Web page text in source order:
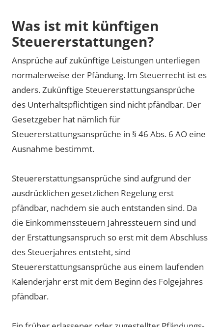
Was ist mit künftigen
Steuererstattungen?
Ansprüche auf zukünftige Leistungen unterliegen
normalerweise der Pfändung. Im Steuerrecht ist es
anders. Zukünftige Steuererstattungsansprüche
des Unterhaltspflichtigen sind nicht pfändbar. Der
Gesetzgeber hat nämlich für
Steuererstattungsansprüche in § 46 Abs. 6 AO eine
Ausnahme bestimmt.
Steuererstattungsansprüche sind aufgrund der
ausdrücklichen gesetzlichen Regelung erst
pfändbar, nachdem sie auch entstanden sind. Da
die Einkommenssteuern Jahressteuern sind und
der Erstattungsanspruch so erst mit dem Abschluss
des Steuerjahres entsteht, sind
Steuererstattungsansprüche aus einem laufenden
Kalenderjahr erst mit dem Beginn des Folgejahres
pfändbar.